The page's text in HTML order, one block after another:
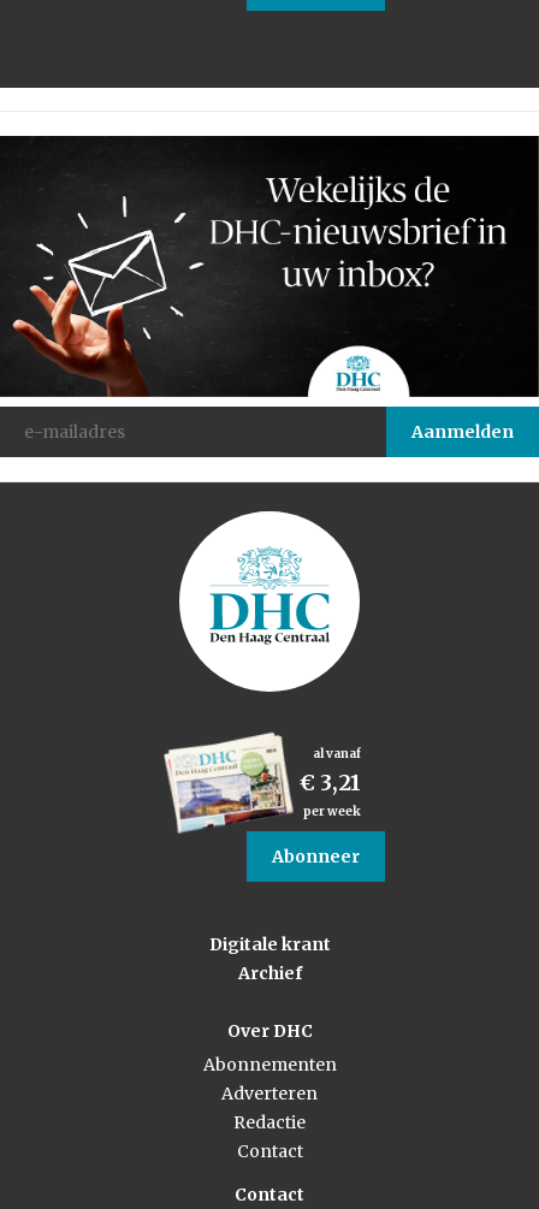
al vanaf
€ 3,21
per week
Abonneer
Digitale krant
Archief
Over DHC
Abonnementen
Adverteren
Redactie
Contact
Contact